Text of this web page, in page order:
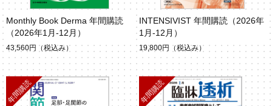
Monthly Book Derma 年間購読
（2026年1月-12月）
43,560円 （税込み）
INTENSIVIST 年間購読（2026年
1月-12月）
19,800円 （税込み）